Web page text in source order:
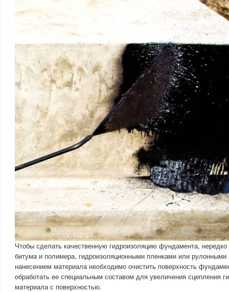
Чтобы сделать качественную гидроизоляцию фундамента,
битума и полимера, гидроизоляционными пленками или
нанесением материала необходимо очистить поверхность
обработать ее специальным составом для увеличения сцепления
материала с поверхностью.